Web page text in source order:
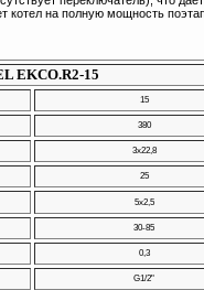
котел на полную мощность
EKCO.R2-15
15
380
3x22,8
25
5х2,5
30-85
0,3
G1/2"